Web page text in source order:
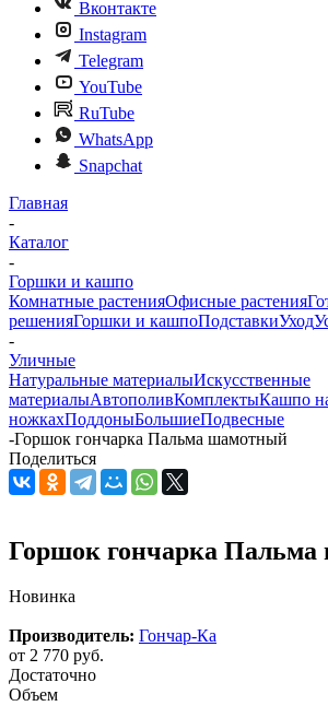
Вконтакте
Instagram
Telegram
YouTube
RuTube
WhatsApp
Snapchat
Главная
-
Каталог
-
Горшки и кашпо
Комнатные растенияОфисные растения
решенияГоршки и кашпоПодставкиУход
-
Уличные
Натуральные материалыИскусственные
материалыАвтополивКомплектыКашпо
ножкахПоддоныБольшиеПодвесные
-Горшок гончарка Пальма шамотный
Поделиться
Горшок гончарка
Новинка
Производитель: Гончар-Ка
от 2 770 руб.
Достаточно
Объем